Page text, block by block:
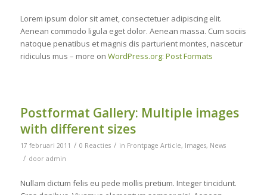
Lorem ipsum dolor sit amet, consectetuer adipiscing elit.
Aenean commodo ligula eget dolor. Aenean massa. Cum sociis
natoque penatibus et magnis dis parturient montes, nascetur
ridiculus mus – more on WordPress.org: Post Formats
Postformat Gallery: Multiple images
with different sizes
17 februari 2011 / 0 Reacties / in Frontpage Article, Images, News
/ door admin
Nullam dictum felis eu pede mollis pretium. Integer tincidunt.